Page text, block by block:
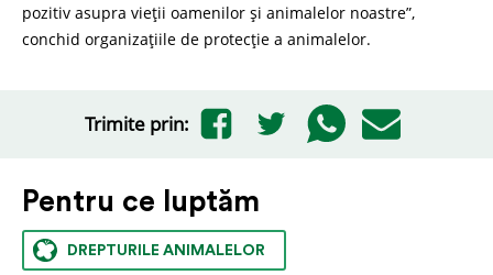
pozitiv asupra vieții oamenilor și animalelor noastre”,
conchid organizațiile de protecție a animalelor.
Trimite prin:
Pentru ce luptăm
DREPTURILE ANIMALELOR